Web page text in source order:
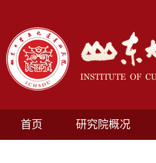
首页 研究院概况